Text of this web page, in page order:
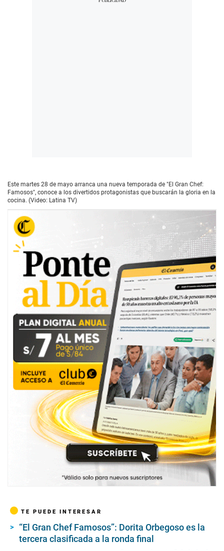
Este martes 28 de mayo arranca una nueva temporada de "El Gran Chef:
Famosos", conoce a los divertidos protagonistas que buscarán la gloria en la
cocina. (Video: Latina TV)
TE PUEDE INTERESAR
“El Gran Chef Famosos”: Dorita Orbegoso es la
tercera clasificada a la ronda final